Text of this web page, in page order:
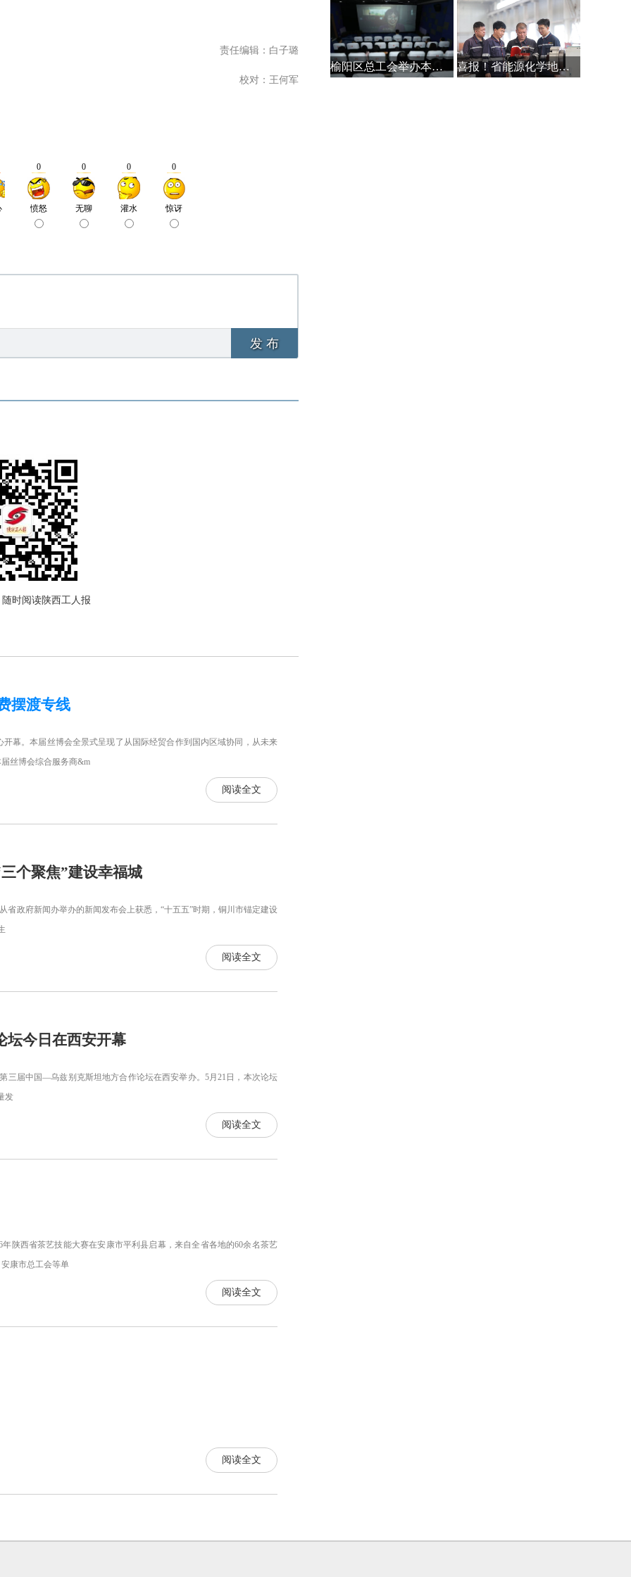
责任编辑：白子璐
校对：王何军
发 布
时阅读陕西工人报
摆渡专线
幕。本届丝博会全景式呈现了从国际经贸合作到国内区域协同，从未来
丝博会综合服务商&m
阅读全文
个聚焦”建设幸福城
府新闻办举办的新闻发布会上获悉，“十五五”时期，铜川市锚定建设
阅读全文
今日在西安开幕
届中国—乌兹别克斯坦地方合作论坛在西安举办。5月21日，本次论坛
发
阅读全文
西省茶艺技能大赛在安康市平利县启幕，来自全省各地的60余名茶艺
康市总工会等单
阅读全文
阅读全文
榆阳区总工会举办本土作家白保林创 喜报！省能源化学地质工会系统主题